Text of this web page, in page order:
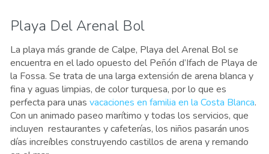
Playa Del Arenal Bol
La playa más grande de Calpe, Playa del Arenal Bol se
encuentra en el lado opuesto del Peñón d’Ifach de Playa de
la Fossa. Se trata de una larga extensión de arena blanca y
fina y aguas limpias, de color turquesa, por lo que es
perfecta para unas vacaciones en familia en la Costa Blanca.
Con un animado paseo marítimo y todas los servicios, que
incluyen restaurantes y cafeterías, los niños pasarán unos
días increíbles construyendo castillos de arena y remando